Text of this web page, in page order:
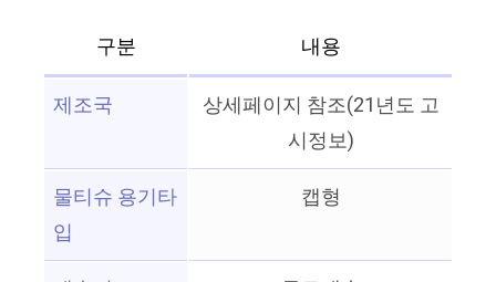
구분
내용
제조국
상세페이지 참조(21년도 고
시정보)
물티슈 용기타
입
캡형